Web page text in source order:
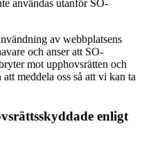
användas utanför SO-
av webbplatsens
och anser att SO-
mot upphovsrätten och
meddela oss så att vi kan ta
enligt